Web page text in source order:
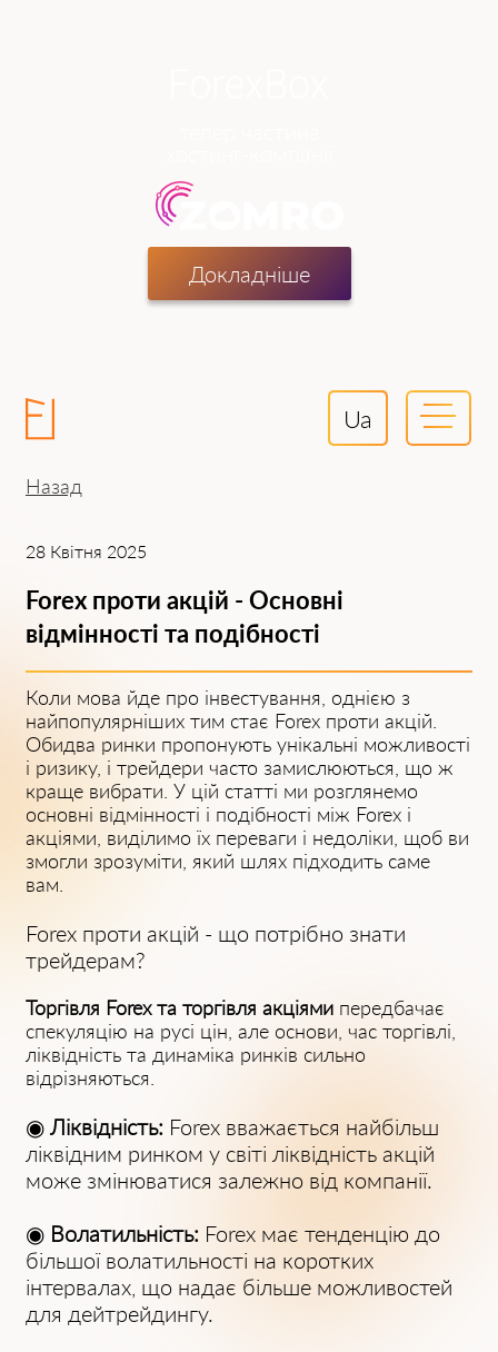
Докладніше
Ua
Назад
28 Квітня 2025
Forex проти акцій - Основні
відмінності та подібності
Коли мова йде про інвестування, однією з
найпопулярніших тим стає Forex проти акцій.
Обидва ринки пропонують унікальні можливості
і ризику, і трейдери часто замислюються, що ж
краще вибрати. У цій статті ми розглянемо
основні відмінності і подібності між Forex і
акціями, виділимо їх переваги і недоліки, щоб ви
змогли зрозуміти, який шлях підходить саме
вам.
Forex проти акцій - що потрібно знати
трейдерам?
Торгівля Forex та торгівля акціями передбачає
спекуляцію на русі цін, але основи, час торгівлі,
ліквідність та динаміка ринків сильно
відрізняються.
◉ Ліквідність: Forex вважається найбільш
ліквідним ринком у світі ліквідність акцій
може змінюватися залежно від компанії.
◉ Волатильність: Forex має тенденцію до
більшої волатильності на коротких
інтервалах, що надає більше можливостей
для дейтрейдингу.